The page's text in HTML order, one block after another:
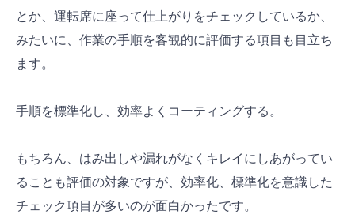
とか、運転席に座って仕上がりをチェックしているか、
みたいに、作業の手順を客観的に評価する項目も目立ち
ます。
手順を標準化し、効率よくコーティングする。
もちろん、はみ出しや漏れがなくキレイにしあがってい
ることも評価の対象ですが、効率化、標準化を意識した
チェック項目が多いのが面白かったです。